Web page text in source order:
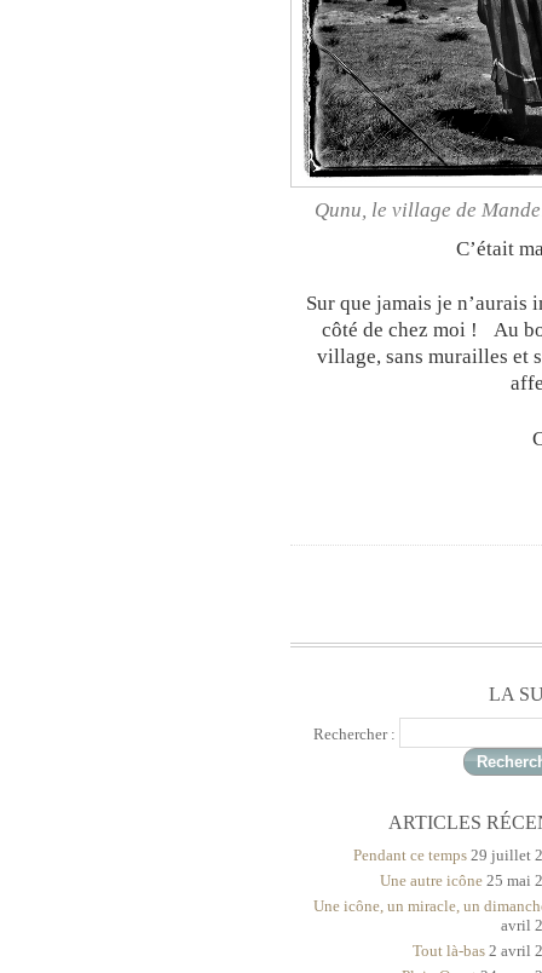
Qunu, le village de
C’était
Sur que jamais je n’aurais
côté de chez moi ! Au
village, sans murailles et
LA
Rechercher :
ARTICLES
Pendant ce temps 29 juillet
Une autre icône 25 mai
Une icône, un miracle, un
avril
Tout là-bas 2 avril